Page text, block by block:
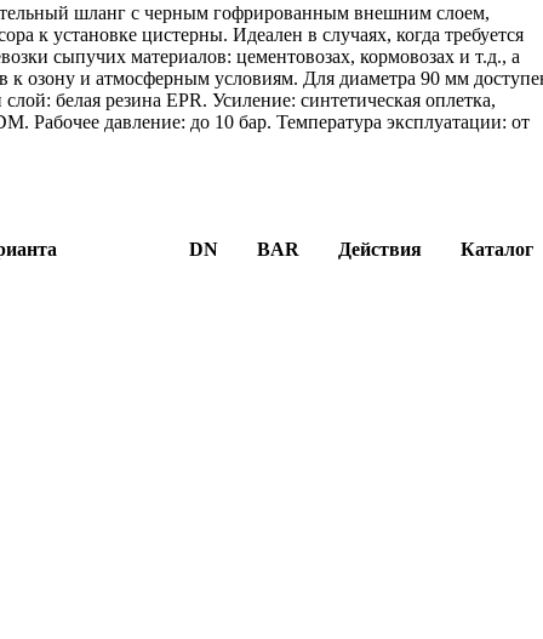
шланг с черным гофрированным внешним слоем,
к установке цистерны. Идеален в случаях, когда требуется
сыпучих материалов: цементовозах, кормовозах и т.д., а
озону и атмосферным условиям. Для диаметра 90 мм
белая резина EPR. Усиление: синтетическая оплетка,
Рабочее давление: до 10 бар. Температура эксплуатации: от
DN BAR Действия Каталог